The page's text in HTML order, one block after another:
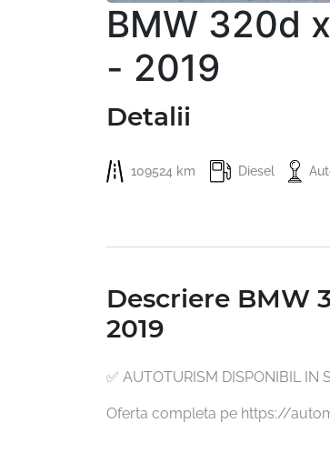
BMW 320d
- 2019
Detalii
109524 km Diesel
Descriere BMW
2019
✅ AUTOTURISM DISPONIBIL IN
Oferta completa pe https://